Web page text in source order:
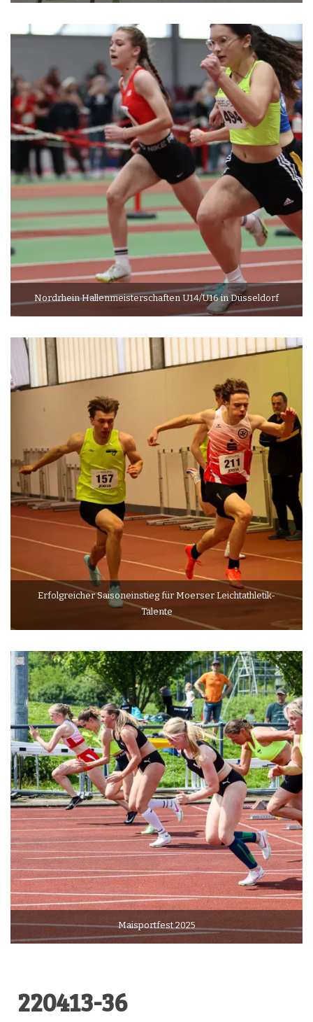
Nordrhein Hallenmeisterschaften U14/U16 in Düsseldorf
Erfolgreicher Saisoneinstieg für Moerser Leichtathletik-
Talente
Maisportfest 2025
220413-36